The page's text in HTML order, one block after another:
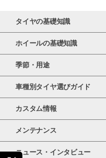
タイヤの基礎知識
ホイールの基礎知識
季節・用途
車種別タイヤ選びガイド
カスタム情報
メンテナンス
ニュース・インタビュー